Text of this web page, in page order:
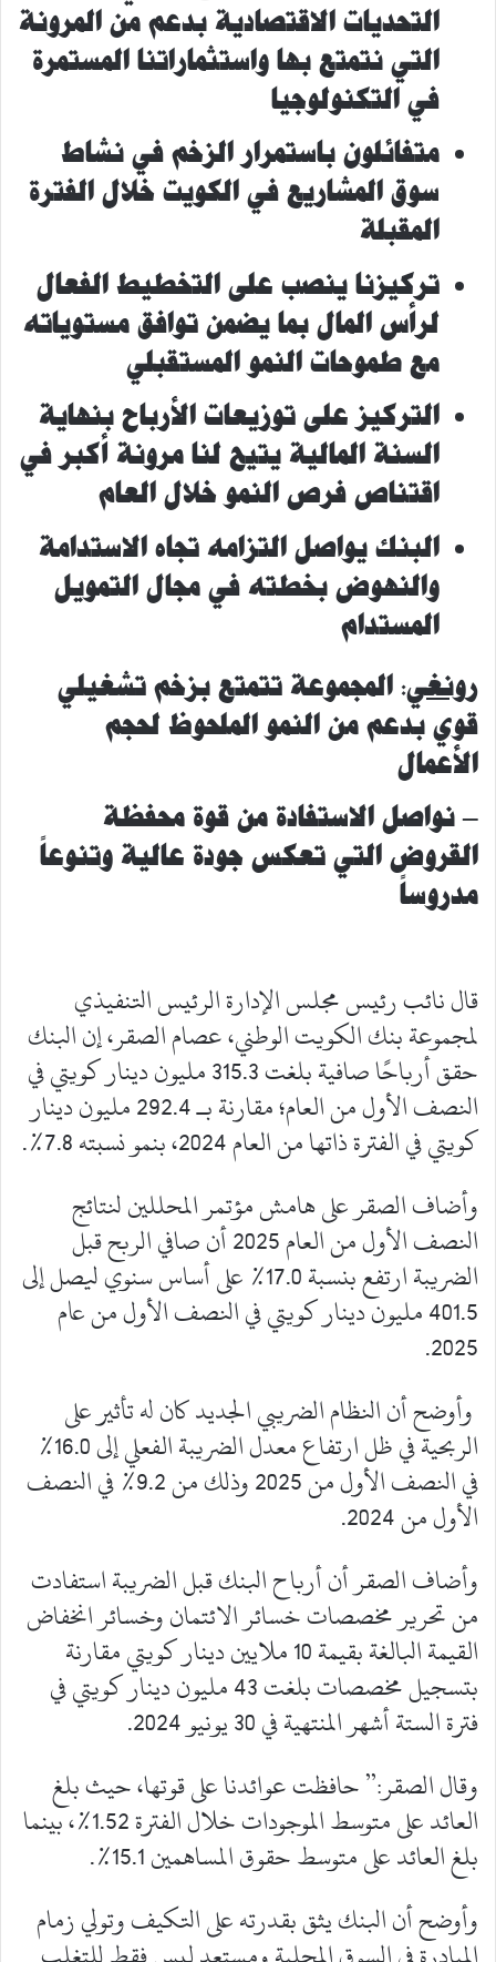
التحديات الاقتصادية بدعم من المرونة
التي نتمتع بها واستثماراتنا المستمرة
في التكنولوجيا
متفائلون باستمرار الزخم في نشاط
سوق المشاريع في الكويت خلال الفترة
المقبلة
تركيزنا ينصب على التخطيط الفعال
لرأس المال بما يضمن توافق مستوياته
مع طموحات النمو المستقبلي
التركيز على توزيعات الأرباح بنهاية
السنة المالية يتيح لنا مرونة أكبر في
اقتناص فرص النمو خلال العام
البنك يواصل التزامه تجاه الاستدامة
والنهوض بخطته في مجال التمويل
المستدام
رونغي: المجموعة تتمتع بزخم تشغيلي
قوي بدعم من النمو الملحوظ لحجم
الأعمال
– نواصل الاستفادة من قوة محفظة
القروض التي تعكس جودة عالية وتنوعاً
مدروساً
قال نائب رئيس مجلس الإدارة الرئيس التنفيذي
لمجموعة بنك الكويت الوطني، عصام الصقر، إن البنك
حقق أرباحًا صافية بلغت 315.3 مليون دينار كويتي في
النصف الأول من العام؛ مقارنة بـ 292.4 مليون دينار
كويتي في الفترة ذاتها من العام 2024، بنمو نسبته 7.8%.
وأضاف الصقر على هامش مؤتمر المحللين لنتائج
النصف الأول من العام 2025 أن صافي الربح قبل
الضريبة ارتفع بنسبة 17.0% على أساس سنوي ليصل إلى
401.5 مليون دينار كويتي في النصف الأول من عام
2025.
وأوضح أن النظام الضريبي الجديد كان له تأثير على
الربحية في ظل ارتفاع معدل الضريبة الفعلي إلى 16.0%
في النصف الأول من 2025 وذلك من 9.2% في النصف
الأول من 2024.
وأضاف الصقر أن أرباح البنك قبل الضريبة استفادت
من تحرير مخصصات خسائر الائتمان وخسائر انخفاض
القيمة البالغة بقيمة 10 ملايين دينار كويتي مقارنة
بتسجيل مخصصات بلغت 43 مليون دينار كويتي في
فترة الستة أشهر المنتهية في 30 يونيو 2024.
وقال الصقر:” حافظت عوائدنا على قوتها، حيث بلغ
العائد على متوسط الموجودات خلال الفترة 1.52%، بينما
بلغ العائد على متوسط حقوق المساهمين 15.1%.
وأوضح أن البنك يثق بقدرته على التكيف وتولي زمام